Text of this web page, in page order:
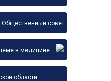
Общественный совет
в медицине
области